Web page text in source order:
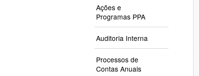
Ações e
Programas PPA
Auditoria Interna
Processos de
Contas Anuais